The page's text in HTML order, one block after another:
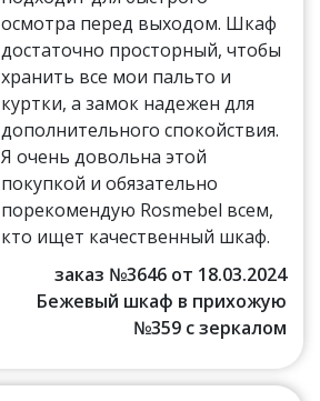
осмотра перед выходом. Шкаф
достаточно просторный, чтобы
хранить все мои пальто и
куртки, а замок надежен для
дополнительного спокойствия.
Я очень довольна этой
покупкой и обязательно
порекомендую Rosmebel всем,
кто ищет качественный шкаф.
заказ №3646 от 18.03.2024
Бежевый шкаф в прихожую
№359 с зеркалом